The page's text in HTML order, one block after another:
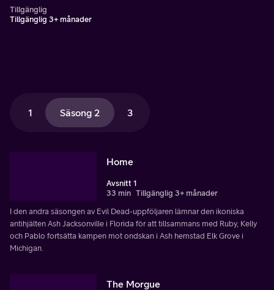
Tillgänglig
Tillgänglig 3+ månader
1 Säsong 2 3
Home
Avsnitt 1
33 min Tillgänglig 3+ månader
I den andra säsongen av Evil Dead-uppföljaren lämnar den ikoniska
antihjälten Ash Jacksonville i Florida för att tillsammans med Ruby, Kelly
och Pablo fortsätta kampen mot ondskan i Ash hemstad Elk Grove i
Michigan.
The Morgue